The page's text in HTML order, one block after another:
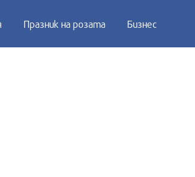
Празник на розата Бизнес